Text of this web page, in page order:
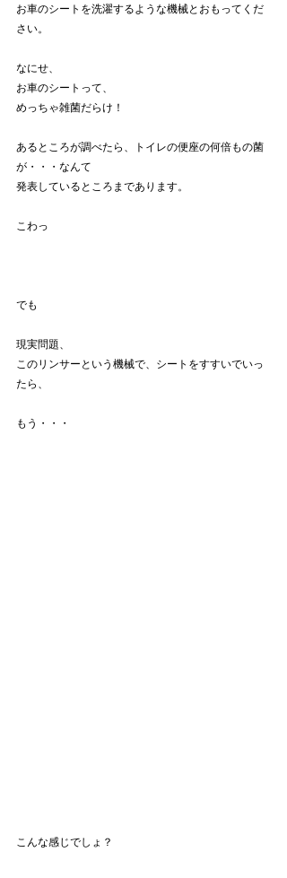
お車のシートを洗濯するような機械とおもってくだ
さい。
なにせ、
お車のシートって、
めっちゃ雑菌だらけ！
あるところが調べたら、トイレの便座の何倍もの菌
が・・・なんて
発表しているところまであります。
こわっ
でも
現実問題、
このリンサーという機械で、シートをすすいでいっ
たら、
もう・・・
こんな感じでしょ？